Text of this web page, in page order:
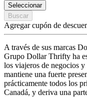
Seleccionar
Buscar
Agregar cupón de
A través de sus marcas
Grupo Dollar Thrifty ha
los viajeros de negocios
mantiene una fuerte
prácticamente todos los
Canadá, y deriva una